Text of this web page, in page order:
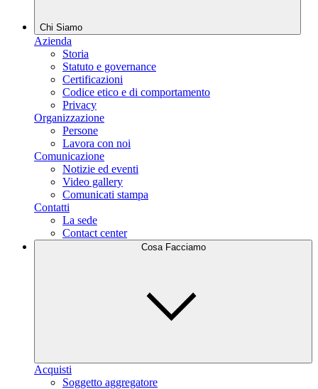
Chi Siamo
Azienda
Storia
Statuto e governance
Certificazioni
Codice etico e di comportamento
Privacy
Organizzazione
Persone
Lavora con noi
Comunicazione
Notizie ed eventi
Video gallery
Comunicati stampa
Contatti
La sede
Contact center
Cosa Facciamo
Acquisti
Soggetto aggregatore